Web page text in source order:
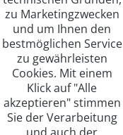
zu Marketingzwecken
und um Ihnen den
bestmöglichen Service
zu gewährleisten
Cookies. Mit einem
Klick auf "Alle
akzeptieren" stimmen
Sie der Verarbeitung
und auch der